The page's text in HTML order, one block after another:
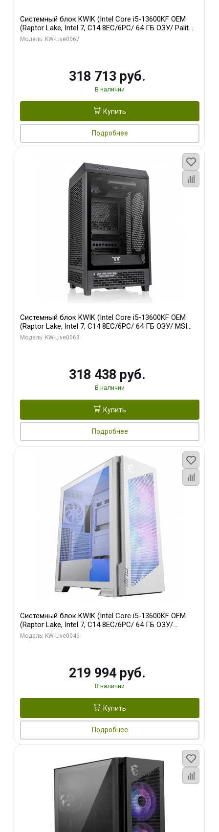
Системный блок KWIK (Intel Core i5-13600KF OEM
(Raptor Lake, Intel 7, C14 8EC/6PC/ 64 ГБ ОЗУ/ Palit
RTX5080 GAMINGPRO OC 16GB GDDR7 256bit 3xDP
Модель: KW-Live0067
318 713 руб.
В наличии
Купить
Подробнее
Системный блок KWIK (Intel Core i5-13600KF OEM
(Raptor Lake, Intel 7, C14 8EC/6PC/ 64 ГБ ОЗУ/ MSI
RTX5080 VENTUS 3X OC 16GB GDDR7 256bit 3xDP
Модель: KW-Live0063
318 438 руб.
В наличии
Купить
Подробнее
Системный блок KWIK (Intel Core i5-13600KF OEM
(Raptor Lake, Intel 7, C14 8EC/6PC/ 64 ГБ ОЗУ/
Gigabyte RTX5060Ti GAMING OC 8GB GDDR7 128bit
Модель: KW-Live0046
219 994 руб.
В наличии
Купить
Подробнее